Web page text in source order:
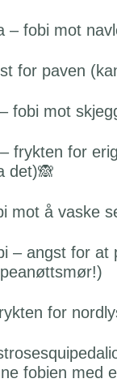
– fobi mot
for paven
fobi mot
frykten for
det)🙈
mot å vaske
– angst for
for
fobien med